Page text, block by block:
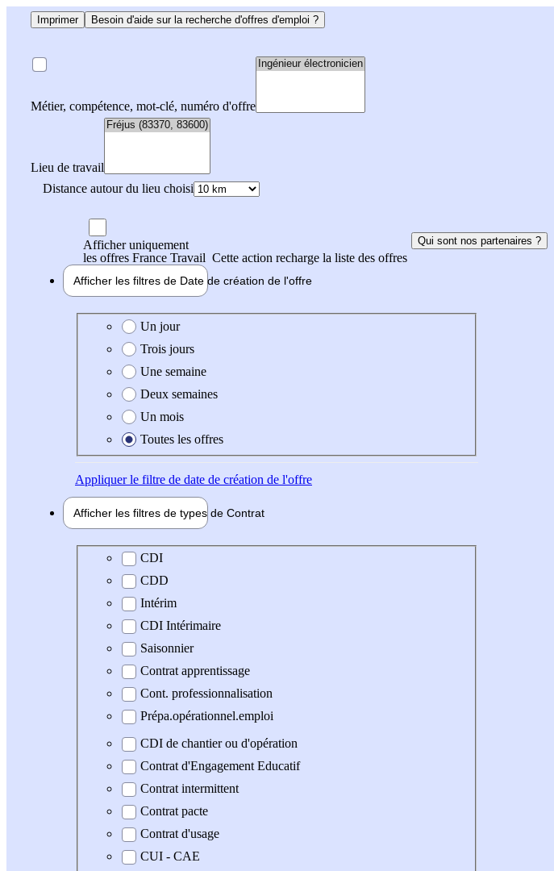
Imprimer Besoin d'aide sur la recherche d'offres d'emploi ?
Métier, compétence, mot-clé, numéro d'offre
Lieu de travail
Distance autour du lieu choisi
Afficher uniquement
les offres France Travail Cette action recharge la liste des offres
Qui sont nos partenaires ?
Afficher les filtres de Date de création de l'offre
Date de création de l'offre
Un jour
Trois jours
Une semaine
Deux semaines
Un mois
Toutes les offres
Appliquerle filtre de date de création de l'offre
Afficher les filtres de types de Contrat
Type de contrat
CDI
CDD
Intérim
CDI Intérimaire
Saisonnier
Contrat apprentissage
Cont. professionnalisation
Prépa.opérationnel.emploi
CDI de chantier ou d'opération
Contrat d'Engagement Educatif
Contrat intermittent
Contrat pacte
Contrat d'usage
CUI - CAE